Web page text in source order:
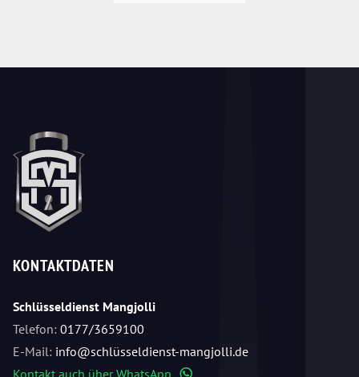
KONTAKTDATEN
Schlüsseldienst Mangjolli
Telefon: 0177/3659100
E-Mail: info@schlüsseldienst-mangjolli.de